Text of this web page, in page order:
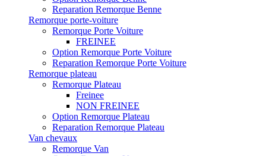
Reparation Remorque Benne
Remorque porte-voiture
Remorque Porte Voiture
FREINEE
Option Remorque Porte Voiture
Reparation Remorque Porte Voiture
Remorque plateau
Remorque Plateau
Freinee
NON FREINEE
Option Remorque Plateau
Reparation Remorque Plateau
Van chevaux
Remorque Van